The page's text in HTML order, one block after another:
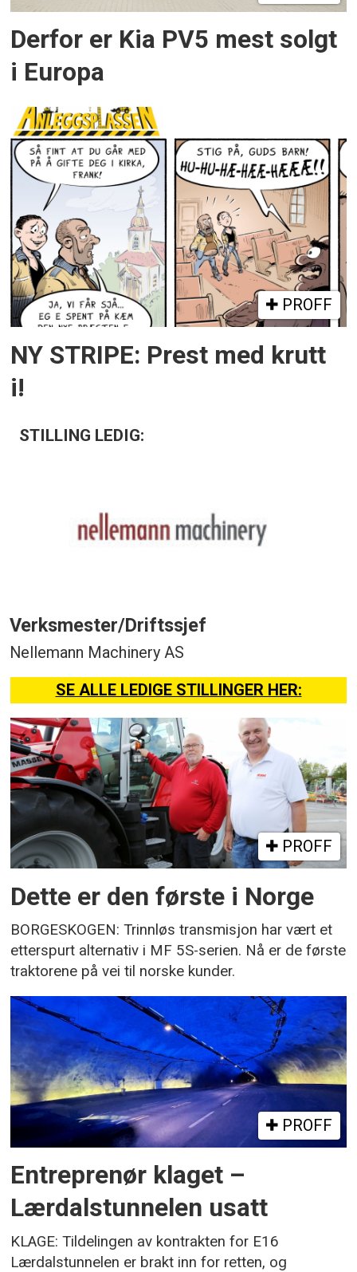
Derfor er Kia PV5 mest solgt
i Europa
PROFF
NY STRIPE: Prest med krutt
i!
STILLING LEDIG:
Verksmester/Driftssjef
Nellemann Machinery AS
SE ALLE LEDIGE STILLINGER HER:
PROFF
Dette er den første i Norge
BORGESKOGEN: Trinnløs transmisjon har vært et
etterspurt alternativ i MF 5S-serien. Nå er de første
traktorene på vei til norske kunder.
PROFF
Entreprenør klaget –
Lærdalstunnelen usatt
KLAGE: Tildelingen av kontrakten for E16
Lærdalstunnelen er brakt inn for retten, og